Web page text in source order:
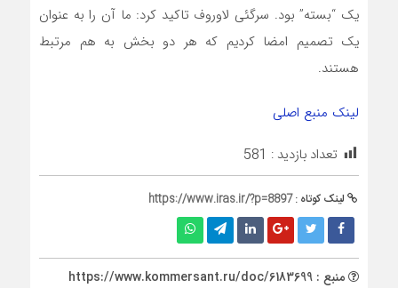
یک “بسته” بود. سرگئی لاوروف تاکید کرد: ما آن را به عنوان
یک تصمیم امضا کردیم که هر دو بخش به هم مرتبط
هستند.
لینک منبع اصلی
تعداد بازدید : 581
لینک کوتاه :https://www.iras.ir/?p=8897
منبع : https://www.kommersant.ru/doc/6183699